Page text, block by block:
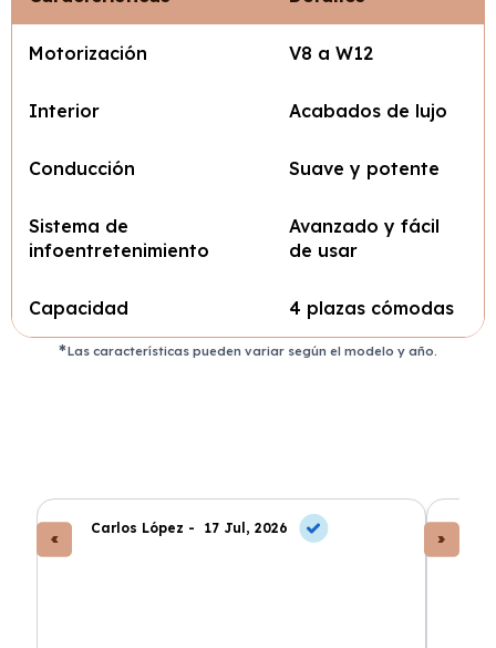
Motorización V8 a W12
Interior Acabados de lujo
Conducción Suave y potente
Sistema de
infoentretenimiento
Avanzado y fácil
de usar
Capacidad 4 plazas cómodas
Las características pueden variar según el modelo y año.
Carlos López - 17 Jul, 2026